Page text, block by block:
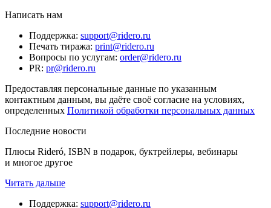
Написать нам
Поддержка: support@ridero.ru
Печать тиража: print@ridero.ru
Вопросы по услугам: order@ridero.ru
PR: pr@ridero.ru
Предоставляя персональные данные по указанным
контактным данным, вы даёте своё согласие на условиях,
определенных Политикой обработки персональных данных
Последние новости
Плюсы Rideró, ISBN в подарок, буктрейлеры, вебинары
и многое другое
Читать дальше
Поддержка: support@ridero.ru